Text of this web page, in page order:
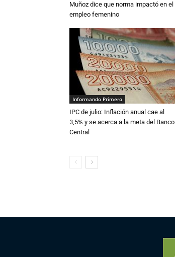
Muñoz dice que norma impactó en el
empleo femenino
Informando Primero
IPC de julio: Inflación anual cae al
3,5% y se acerca a la meta del Banco
Central